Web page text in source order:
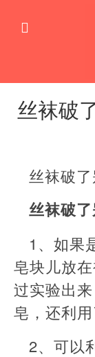
丝袜破
丝袜破
丝袜破
1、如果
皂块儿放
过实验出
皂，还利
2、可以